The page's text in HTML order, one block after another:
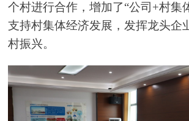
个村进行合作，增加了“公司+村集
支持村集体经济发展，发挥龙头企
村振兴。